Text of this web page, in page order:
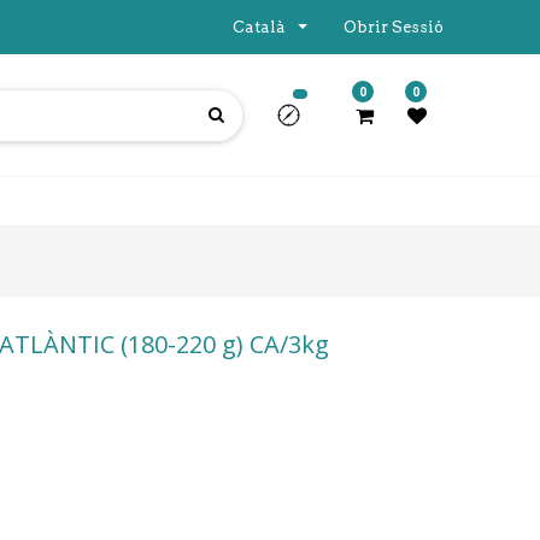
Català Obrir Sessió
0 0
(180-220 g) CA/3kg